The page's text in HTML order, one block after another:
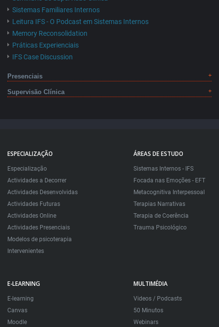
Sistemas Familiares Internos
Leitura IFS - O Podcast em Sistemas Internos
Memory Reconsolidation
Práticas Experienciais
IFS Case Discussion
Presenciais
Supervisão Clínica
ESPECIALIZAÇÃO
Especialização
Actividades a Decorrer
Actividades Desenvolvidas
Actividades Futuras
Actividades Online
Actividades Presenciais
Modelos de psicoterapia
Intervenientes
ÁREAS DE ESTUDO
Sistemas Internos - IFS
Focada nas Emoções - EFT
Metacognitiva Interpessoal
Terapias Narrativas
Terapia de Coerência
Trauma Psicológico
E-LEARNING
E-learning
Canvas
Moodle
MULTIMÉDIA
Videos / Podcasts
50 Minutos
Webinars